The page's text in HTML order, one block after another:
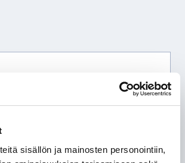
sisällön ja mainosten personointiin,